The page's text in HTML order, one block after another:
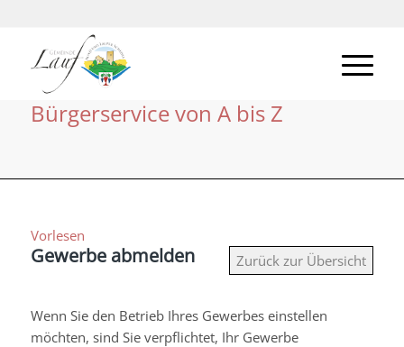
Bürgerservice von A bis Z
Vorlesen
Gewerbe abmelden Zurück zur Übersicht
Wenn Sie den Betrieb Ihres Gewerbes einstellen
möchten, sind Sie verpflichtet, Ihr Gewerbe